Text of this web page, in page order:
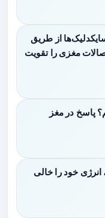
از طریق
مغزی را تقویت
پاسخ در مغز
خود را خالی